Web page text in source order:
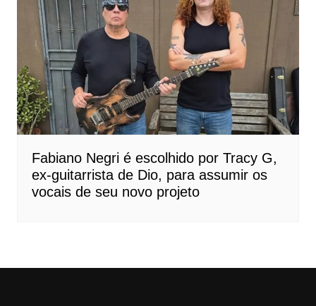
Fabiano Negri é escolhido por Tracy G,
ex-guitarrista de Dio, para assumir os
vocais de seu novo projeto